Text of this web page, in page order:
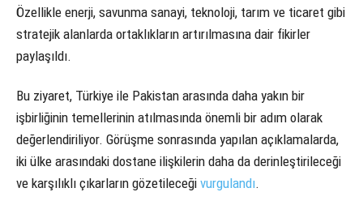
Özellikle enerji, savunma sanayi, teknoloji, tarım ve ticaret gibi
stratejik alanlarda ortaklıkların artırılmasına dair fikirler
paylaşıldı.
Bu ziyaret, Türkiye ile Pakistan arasında daha yakın bir
işbirliğinin temellerinin atılmasında önemli bir adım olarak
değerlendiriliyor. Görüşme sonrasında yapılan açıklamalarda,
iki ülke arasındaki dostane ilişkilerin daha da derinleştirileceği
ve karşılıklı çıkarların gözetileceği vurgulandı.